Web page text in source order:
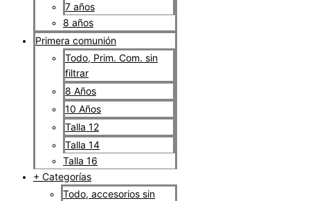
7 años
8 años
Primera comunión
Todo, Prim. Com. sin
filtrar
8 Años
10 Años
Talla 12
Talla 14
Talla 16
+ Categorías
Todo, accesorios sin